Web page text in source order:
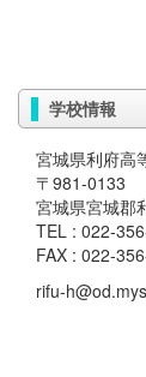
学校情報
宮城県利府高
〒981-0133
宮城県宮城郡
TEL : 022-
FAX : 022-
rifu-